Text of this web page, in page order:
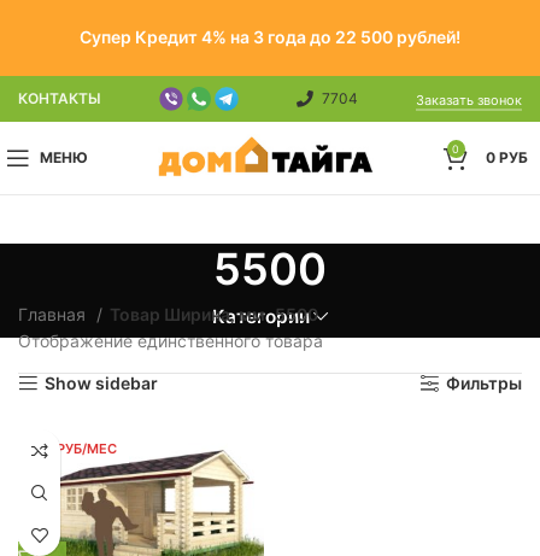
Супер Кредит 4% на 3 года до 22 500 рублей!
КОНТАКТЫ 7704 Заказать звонок
МЕНЮ 0 0 РУБ
5500
Категории
Главная Товар Ширина, мм 5500
Отображение единственного товара
Show sidebar Фильтры
155 РУБ/МЕС